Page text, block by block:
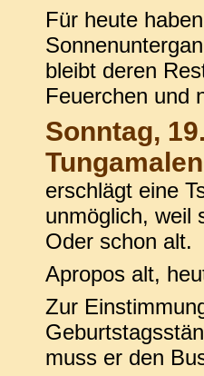
Für heute
bleibt deren
Feuerchen und
Sonntag,
erschlägt eine
unmöglich, weil
Oder schon alt.
Apropos alt,
Zur
muss er den